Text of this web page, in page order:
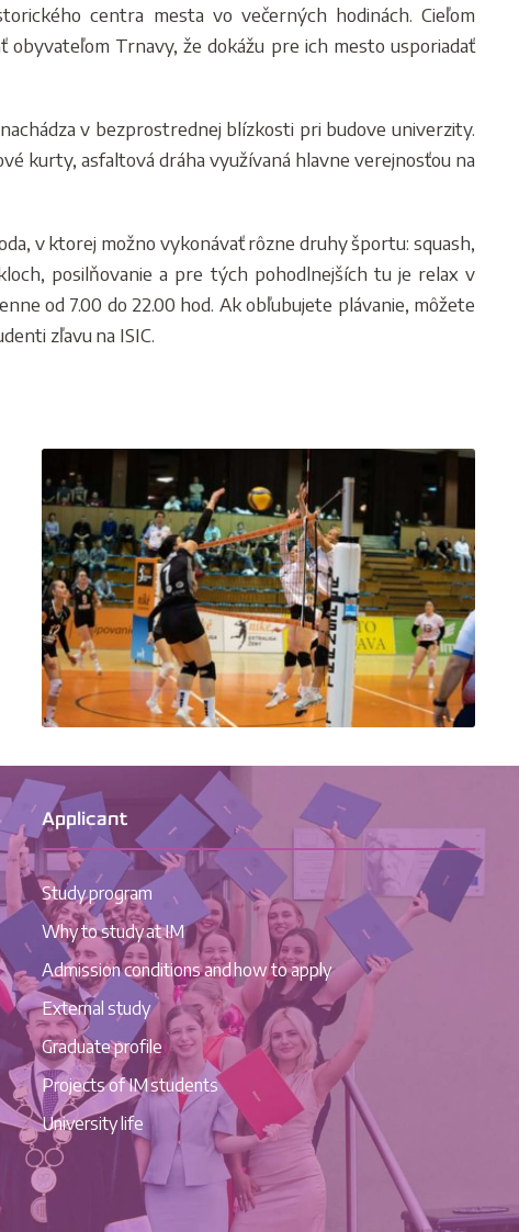
centra mesta vo večerných hodinách. Cieľom
Trnavy, že dokážu pre ich mesto usporiadať
v bezprostrednej blízkosti pri budove univerzity.
kurty, asfaltová dráha využívaná hlavne verejnosťou na
v ktorej možno vykonávať rôzne druhy športu: squash,
posilňovanie a pre tých pohodlnejších tu je relax v
od 7.00 do 22.00 hod. Ak obľubujete plávanie, môžete
zľavu na ISIC.
Applicant
Study program
Why to study at IM
Admission conditions and how to apply
External study
Graduate profile
Projects of IM students
University life